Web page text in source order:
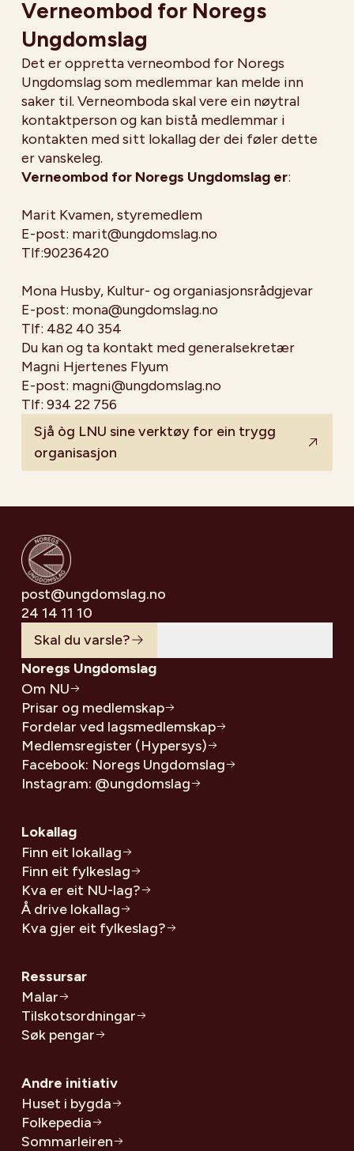
Verneombod for Noregs
Ungdomslag
Det er oppretta verneombod for Noregs
Ungdomslag som medlemmar kan melde inn
saker til. Verneomboda skal vere ein nøytral
kontaktperson og kan bistå medlemmar i
kontakten med sitt lokallag der dei føler dette
er vanskeleg.
Verneombod for Noregs Ungdomslag er:
Marit Kvamen, styremedlem
E-post: marit@ungdomslag.no
Tlf:90236420
Mona Husby, Kultur- og organiasjonsrådgjevar
E-post: mona@ungdomslag.no
Tlf: 482 40 354
Du kan og ta kontakt med generalsekretær
Magni Hjertenes Flyum
E-post: magni@ungdomslag.no
Tlf: 934 22 756
Sjå òg LNU sine verktøy for ein trygg
organisasjon
post@ungdomslag.no
24 14 11 10
Skal du varsle?
Noregs Ungdomslag
Om NU
Prisar og medlemskap
Fordelar ved lagsmedlemskap
Medlemsregister (Hypersys)
Facebook: Noregs Ungdomslag
Instagram: @ungdomslag
Lokallag
Finn eit lokallag
Finn eit fylkeslag
Kva er eit NU-lag?
Å drive lokallag
Kva gjer eit fylkeslag?
Ressursar
Malar
Tilskotsordningar
Søk pengar
Andre initiativ
Huset i bygda
Folkepedia
Sommarleiren